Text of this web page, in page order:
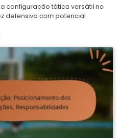
configuração tática versátil no
defensiva com potencial